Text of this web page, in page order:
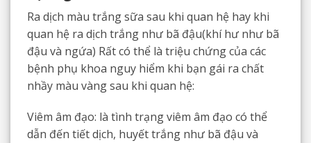
Ra dịch màu trắng sữa sau khi quan hệ hay khi
quan hệ ra dịch trắng như bã đậu(khí hư như bã
đậu và ngứa) Rất có thể là triệu chứng của các
bệnh phụ khoa nguy hiểm khi bạn gái ra chất
nhầy màu vàng sau khi quan hệ:
Viêm âm đạo: là tình trạng viêm âm đạo có thể
dẫn đến tiết dịch, huyết trắng như bã đậu và